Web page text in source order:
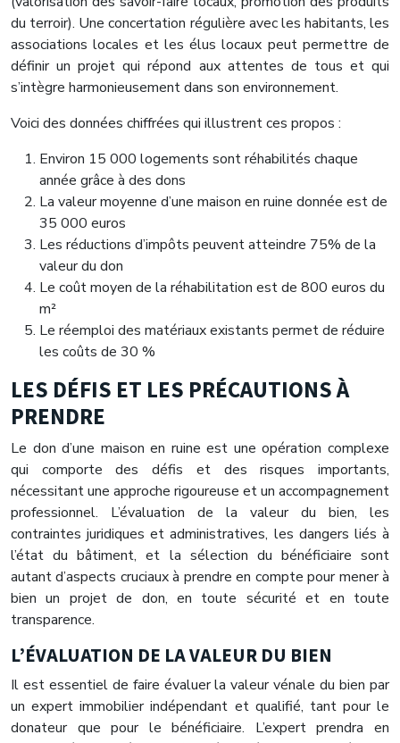
du terroir). Une concertation régulière avec les habitants, les
associations locales et les élus locaux peut permettre de
définir un projet qui répond aux attentes de tous et qui
s’intègre harmonieusement dans son environnement.
Voici des données chiffrées qui illustrent ces propos :
Environ 15 000 logements sont réhabilités chaque
année grâce à des dons
La valeur moyenne d’une maison en ruine donnée est de
35 000 euros
Les réductions d’impôts peuvent atteindre 75% de la
valeur du don
Le coût moyen de la réhabilitation est de 800 euros du
m²
Le réemploi des matériaux existants permet de réduire
les coûts de 30 %
LES DÉFIS ET LES PRÉCAUTIONS À
PRENDRE
Le don d’une maison en ruine est une opération complexe
qui comporte des défis et des risques importants,
nécessitant une approche rigoureuse et un accompagnement
professionnel. L’évaluation de la valeur du bien, les
contraintes juridiques et administratives, les dangers liés à
l’état du bâtiment, et la sélection du bénéficiaire sont
autant d’aspects cruciaux à prendre en compte pour mener à
bien un projet de don, en toute sécurité et en toute
transparence.
L’ÉVALUATION DE LA VALEUR DU BIEN
Il est essentiel de faire évaluer la valeur vénale du bien par
un expert immobilier indépendant et qualifié, tant pour le
donateur que pour le bénéficiaire. L’expert prendra en